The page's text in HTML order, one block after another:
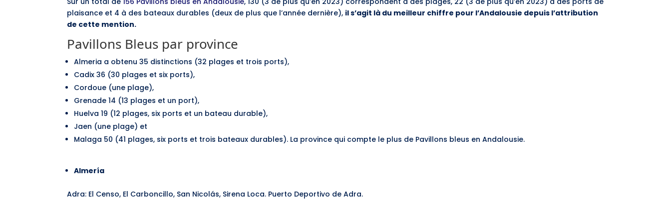
plaisance et 4 à des bateaux durables (deux de plus que l’année dernière), il s’agit là du meilleur chiffre pour l’Andalousie depuis l’attribution
de cette mention.
Pavillons Bleus par province
Almeria a obtenu 35 distinctions (32 plages et trois ports),
Cadix 36 (30 plages et six ports),
Cordoue (une plage),
Grenade 14 (13 plages et un port),
Huelva 19 (12 plages, six ports et un bateau durable),
Jaen (une plage) et
Malaga 50 (41 plages, six ports et trois bateaux durables). La province qui compte le plus de Pavillons bleus en Andalousie.
Almería
Adra: El Censo, El Carboncillo, San Nicolás, Sirena Loca. Puerto Deportivo de Adra.